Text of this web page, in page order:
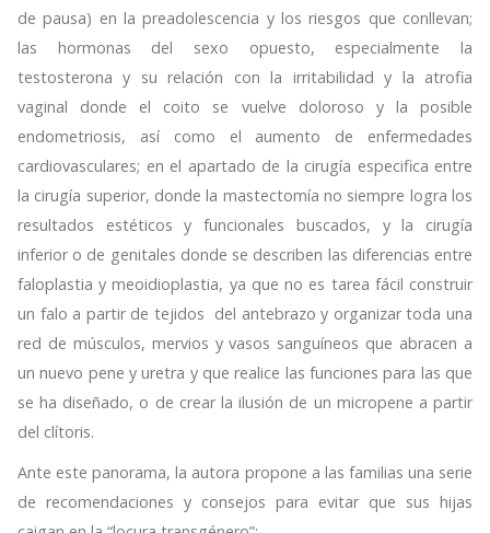
de pausa) en la preadolescencia y los riesgos que conllevan;
las hormonas del sexo opuesto, especialmente la
testosterona y su relación con la irritabilidad y la atrofia
vaginal donde el coito se vuelve doloroso y la posible
endometriosis, así como el aumento de enfermedades
cardiovasculares; en el apartado de la cirugía especifica entre
la cirugía superior, donde la mastectomía no siempre logra los
resultados estéticos y funcionales buscados, y la cirugía
inferior o de genitales donde se describen las diferencias entre
faloplastia y meoidioplastia, ya que no es tarea fácil construir
un falo a partir de tejidos del antebrazo y organizar toda una
red de músculos, mervios y vasos sanguíneos que abracen a
un nuevo pene y uretra y que realice las funciones para las que
se ha diseñado, o de crear la ilusión de un micropene a partir
del clítoris.
Ante este panorama, la autora propone a las familias una serie
de recomendaciones y consejos para evitar que sus hijas